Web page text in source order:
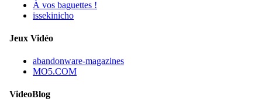
À vos baguettes !
issekinicho
Jeux Vidéo
abandonware-magazines
MO5.COM
VideoBlog